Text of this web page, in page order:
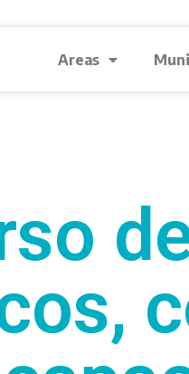
Areas